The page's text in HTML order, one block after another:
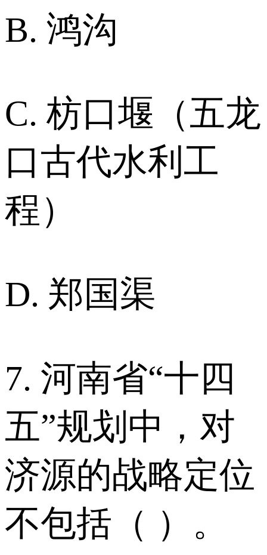
B. 鸿沟
C. 枋口堰（五龙
口古代水利工
程）
D. 郑国渠
7. 河南省“十四
五”规划中，对
济源的战略定位
不包括（ ）。